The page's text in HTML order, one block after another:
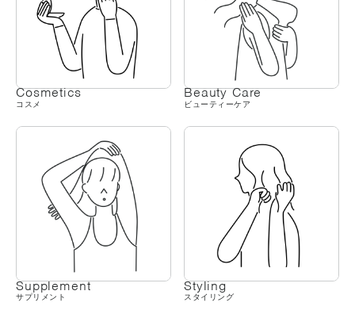
Cosmetics
コスメ
Beauty Care
ビューティーケア
Supplement
サプリメント
Styling
スタイリング